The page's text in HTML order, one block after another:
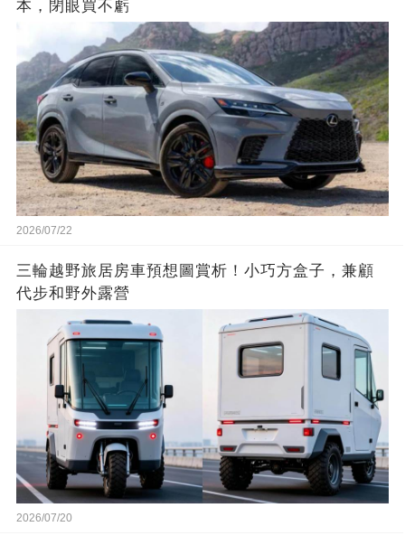
本，閉眼買不虧
2026/07/22
三輪越野旅居房車預想圖賞析！小巧方盒子，兼顧
代步和野外露營
2026/07/20